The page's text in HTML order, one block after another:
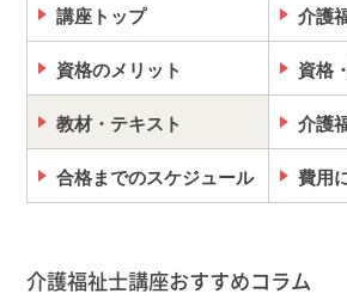
講座トップ 介護
資格のメリット 資格
教材・テキスト 介護
合格までのスケジュール 費用
介護福祉士講座おすすめコラム